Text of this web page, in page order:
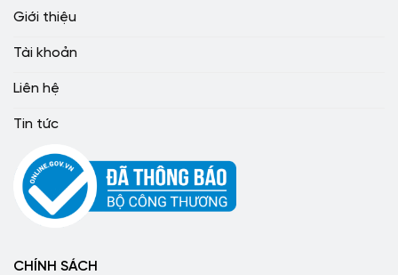
Giới thiệu
Tài khoản
Liên hệ
Tin tức
CHÍNH SÁCH